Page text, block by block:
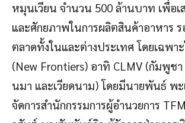
หมุนเวียน จำนวน 500 ล้านบาท เพื่อเ
และศักยภาพในการผลิตสินค้าอาหาร ร
ตลาดทั้งในและต่างประเทศ โดยเฉพา
(New Frontiers) อาทิ CLMV (กัมพูชา
นมา และเวียดนาม) โดยมีนายพันธ์ พะ
จัดการสำนักกรรมการผู้อำนวยการ